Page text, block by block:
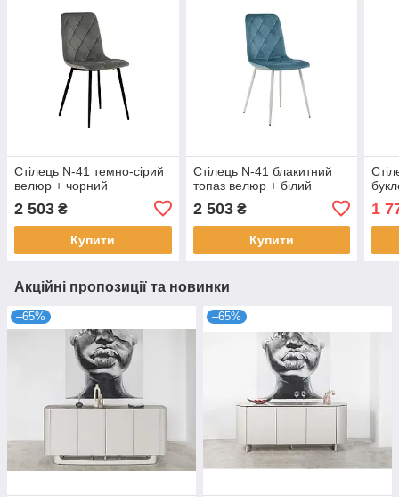
Стілець N-41 темно-сірий
велюр + чорний
2 503 ₴
Купити
Стілець N-41 блакитний
топаз велюр + білий
2 503₴
Купити
1
Акційні пропозиції та новинки
–65% –65%